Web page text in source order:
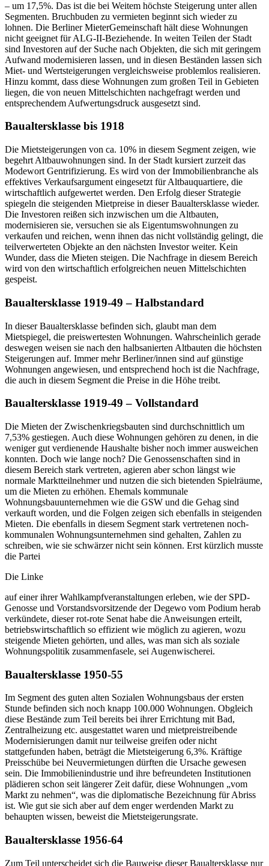
– um 17,5%. Das ist die bei Weitem höchste Steigerung unter allen
Segmenten. Bruchbuden zu vermieten beginnt sich wieder zu
lohnen. Die Berliner MieterGemeinschaft hält diese Wohnungen
nicht geeignet für ALG-II-Beziehende. In weiten Teilen der Stadt
sind Investoren auf der Suche nach Objekten, die sich mit geringem
Aufwand modernisieren lassen, und in diesen Beständen lassen sich
Miet- und Wertsteigerungen vergleichsweise problemlos realisieren.
Hinzu kommt, dass diese Wohnungen zum großen Teil in Gebieten
liegen, die von neuen Mittelschichten nachgefragt werden und
entsprechendem Aufwertungsdruck ausgesetzt sind.
Baualtersklasse bis 1918
Die Mietsteigerungen von ca. 10% in diesem Segment zeigen, wie
begehrt Altbauwohnungen sind. In der Stadt kursiert zurzeit das
Modewort Gentrifizierung. Es wird von der Immobilienbranche als
effektives Verkaufsargument eingesetzt für Altbauquartiere, die
wirtschaftlich aufgewertet werden. Den Erfolg dieser Strategie
spiegeln die steigenden Mietpreise in dieser Baualtersklasse wieder.
Die Investoren reißen sich inzwischen um die Altbauten,
modernisieren sie, versuchen sie als Eigentumswohnungen zu
verkaufen und reichen, wenn ihnen das nicht vollständig gelingt, die
teilverwerteten Objekte an den nächsten Investor weiter. Kein
Wunder, dass die Mieten steigen. Die Nachfrage in diesem Bereich
wird von den wirtschaftlich erfolgreichen neuen Mittelschichten
gespeist.
Baualtersklasse 1919-49 – Halbstandard
In dieser Baualtersklasse befinden sich, glaubt man dem
Mietspiegel, die preiswertesten Wohnungen. Wahrscheinlich gerade
deswegen weisen sie nach den halbsanierten Altbauten die höchsten
Steigerungen auf. Immer mehr Berliner/innen sind auf günstige
Wohnungen angewiesen, und entsprechend hoch ist die Nachfrage,
die auch in diesem Segment die Preise in die Höhe treibt.
Baualtersklasse 1919-49 – Vollstandard
Die Mieten der Zwischenkriegsbauten sind durchschnittlich um
7,53% gestiegen. Auch diese Wohnungen gehören zu denen, in die
weniger gut verdienende Haushalte bisher noch immer ausweichen
konnten. Doch wie lange noch? Die Genossenschaften sind in
diesem Bereich stark vertreten, agieren aber schon längst wie
normale Marktteilnehmer und nutzen die sich bietenden Spielräume,
um die Mieten zu erhöhen. Ehemals kommunale
Wohnungsbauunternehmen wie die GSW und die Gehag sind
verkauft worden, und die Folgen zeigen sich ebenfalls in steigenden
Mieten. Die ebenfalls in diesem Segment stark vertretenen noch-
kommunalen Wohnungsunternehmen sind gehalten, Zahlen zu
schreiben, wie sie schwärzer nicht sein können. Erst kürzlich musste
die Partei
Die Linke
auf einer ihrer Wahlkampfveranstaltungen erleben, wie der SPD-
Genosse und Vorstandsvorsitzende der Degewo vom Podium herab
verkündete, dieser rot-rote Senat habe die Anweisungen erteilt,
betriebswirtschaftlich so effizient wie möglich zu agieren, wozu
steigende Mieten gehörten, und alles, was man sich als soziale
Wohnungspolitik zusammenfasele, sei Augenwischerei.
Baualtersklasse 1950-55
Im Segment des guten alten Sozialen Wohnungsbaus der ersten
Stunde befinden sich noch knapp 100.000 Wohnungen. Obgleich
diese Bestände zum Teil bereits bei ihrer Errichtung mit Bad,
Zentralheizung etc. ausgestattet waren und mietpreistreibende
Modernisierungen damit nur teilweise greifen oder nicht
stattgefunden haben, beträgt die Mietsteigerung 6,3%. Kräftige
Preisschübe bei Neuvermietungen dürften die Ursache gewesen
sein. Die Immobilienindustrie und ihre befreundeten Institutionen
plädieren schon seit längerer Zeit dafür, diese Wohnungen „vom
Markt zu nehmen“, was die diplomatische Bezeichnung für Abriss
ist. Wie gut sie sich aber auf dem enger werdenden Markt zu
behaupten wissen, beweist die Mietsteigerungsrate.
Baualtersklasse 1956-64
Zum Teil unterscheidet sich die Bauweise dieser Baualtersklasse nur